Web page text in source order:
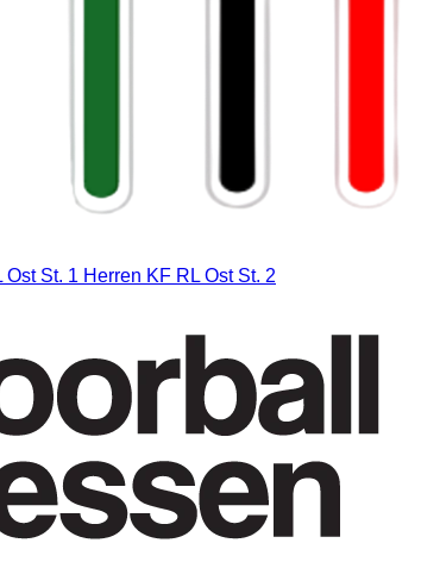
Ost St. 1 Herren KF RL Ost St. 2